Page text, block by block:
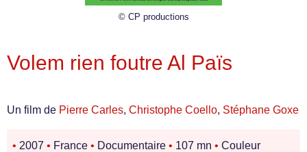
© CP productions
Volem rien foutre Al Païs
Un film de Pierre Carles, Christophe Coello, Stéphane Goxe
• 2007 • France • Documentaire • 107 mn • Couleur